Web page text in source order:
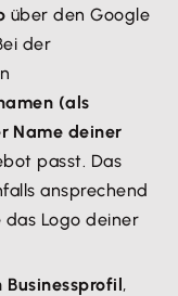
über den Google
der
(als
Name deiner
passt. Das
ansprechend
das Logo deiner
,